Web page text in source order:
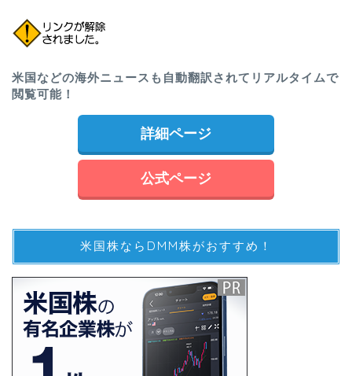
米国などの海外ニュースも自動翻訳されてリアルタイムで
閲覧可能！
詳細ページ
公式ページ
米国株ならDMM株がおすすめ！